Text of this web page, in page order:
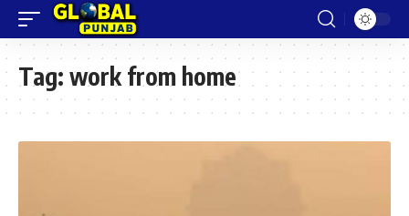
Tag: work from home